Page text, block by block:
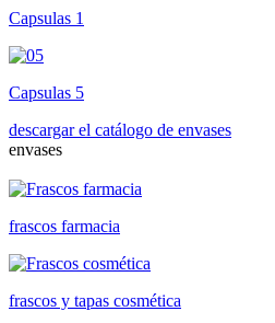
Capsulas 1
Capsulas 5
descargar el catálogo de envases
envases
frascos farmacia
frascos y tapas cosmética